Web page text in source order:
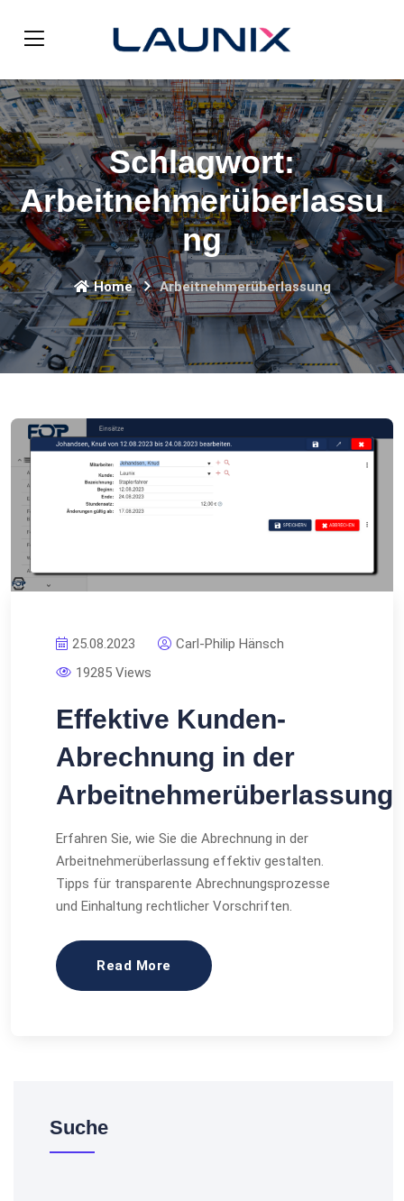
Schlagwort:
Arbeitnehmerüberlassu
ng
Home Arbeitnehmerüberlassung
25.08.2023
Carl-Philip Hänsch
19285 Views
Effektive Kunden-
Abrechnung in der
Arbeitnehmerüberlassung
Erfahren Sie, wie Sie die Abrechnung in der
Arbeitnehmerüberlassung effektiv gestalten.
Tipps für transparente Abrechnungsprozesse
und Einhaltung rechtlicher Vorschriften.
Read More
Suche